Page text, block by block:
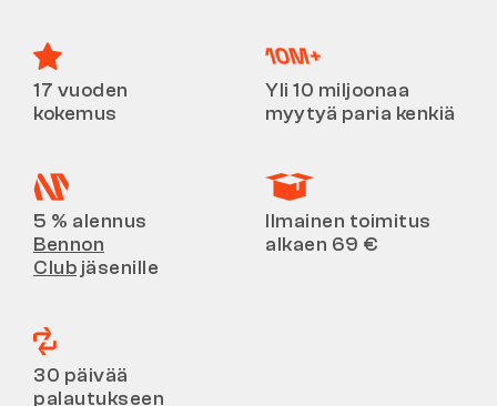
17 vuoden
kokemus
Yli 10 miljoonaa
myytyä paria kenkiä
5 % alennus
Bennon
Club jäsenille
Ilmainen toimitus
alkaen 69 €
30 päivää
palautukseen